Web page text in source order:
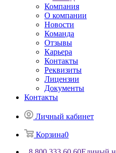
Компания
О компании
Новости
Команда
Отзывы
Карьера
Контакты
Реквизиты
Лицензии
Документы
Контакты
Личный кабинет
Корзина0